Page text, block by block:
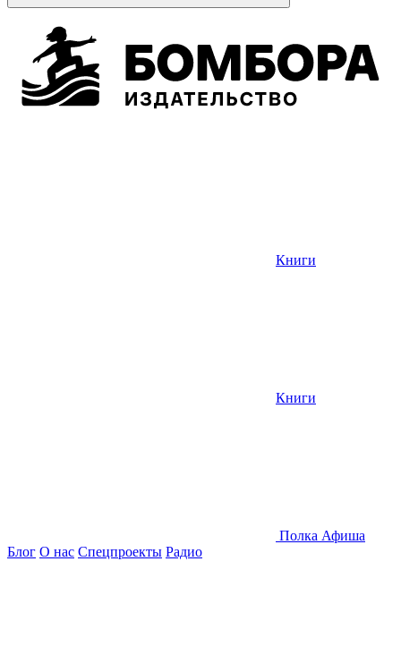
Книги
Книги
Полка Афиша
Блог О нас Спецпроекты Радио